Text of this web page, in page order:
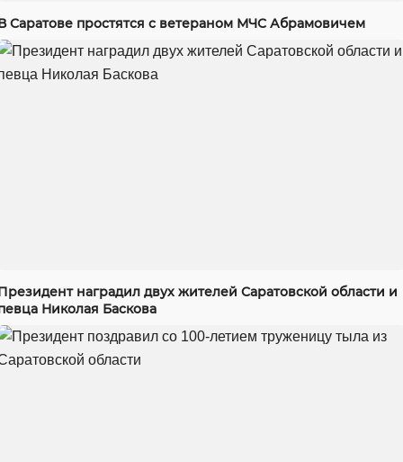
Саратове простятся с ветераном МЧС Абрамовичем
наградил двух жителей Саратовской области и
Николая Баскова